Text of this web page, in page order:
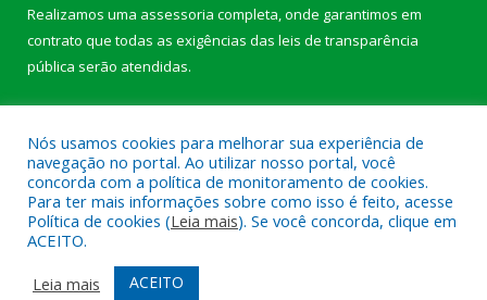
Realizamos uma assessoria completa, onde garantimos em
contrato que todas as exigências das leis de transparência
pública serão atendidas.
Todos os direitos reservados a Câmara Municipal de Anajás.
Mapa do Site
Acessar Área Administrativa
Nós usamos cookies para melhorar sua experiência de
navegação no portal. Ao utilizar nosso portal, você
concorda com a política de monitoramento de cookies.
Para ter mais informações sobre como isso é feito, acesse
Política de cookies (Leia mais). Se você concorda, clique em
ACEITO.
Leia mais
ACEITO